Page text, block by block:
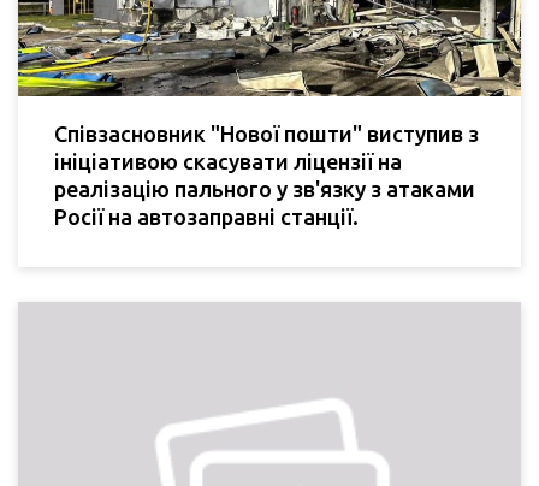
Співзасновник "Нової пошти" виступив з
ініціативою скасувати ліцензії на
реалізацію пального у зв'язку з атаками
Росії на автозаправні станції.